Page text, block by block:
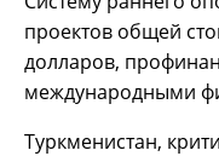
проектов общей
долларов,
международными
Туркменистан,